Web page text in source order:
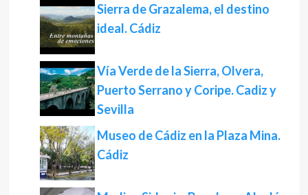
Sierra de Grazalema, el destino
ideal. Cádiz
Vía Verde de la Sierra, Olvera,
Puerto Serrano y Coripe. Cadiz y
Sevilla
Museo de Cádiz en la Plaza Mina.
Cádiz